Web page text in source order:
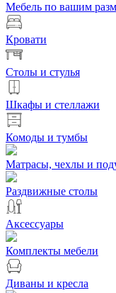
Мебель по вашим
Кровати
Столы и стулья
Шкафы и стеллажи
Комоды и тумбы
Матрасы, чехлы и
Раздвижные столы
Аксессуары
Комплекты мебели
Диваны и кресла